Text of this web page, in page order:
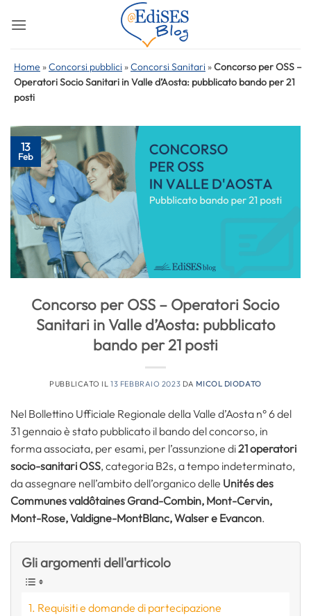
Home »Concorsi pubblici »Concorsi Sanitari »Concorso per OSS –
Operatori Socio Sanitari in Valle d’Aosta: pubblicato bando per 21
posti
13
Feb
Concorso per OSS – Operatori Socio
Sanitari in Valle d’Aosta: pubblicato
bando per 21 posti
PUBBLICATO IL13 FEBBRAIO 2023 DA MICOL DIODATO
Nel Bollettino Ufficiale Regionale della Valle d’Aosta n° 6 del
31 gennaio è stato pubblicato il bando del concorso, in
forma associata, per esami, per l’assunzione di21 operatori
socio-sanitari OSS, categoria B2s, a tempo indeterminato,
da assegnare nell’ambito dell’organico delle Unités des
Communes valdôtaines Grand-Combin, Mont-Cervin,
Mont-Rose, Valdigne-MontBlanc, Walser e Evancon.
Gli argomenti dell'articolo
Requisiti e domande di partecipazione